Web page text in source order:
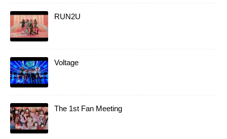
RUN2U
Voltage
The 1st Fan Meeting